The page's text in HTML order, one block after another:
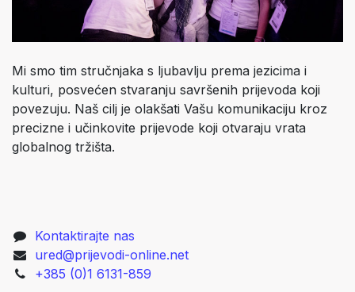
Mi smo tim stručnjaka s ljubavlju prema jezicima i
kulturi, posvećen stvaranju savršenih prijevoda koji
povezuju. Naš cilj je olakšati Vašu komunikaciju kroz
precizne i učinkovite prijevode koji otvaraju vrata
globalnog tržišta.
Kontaktirajte nas
ured@prijevodi-online.net
+385 (0)1 6131-859